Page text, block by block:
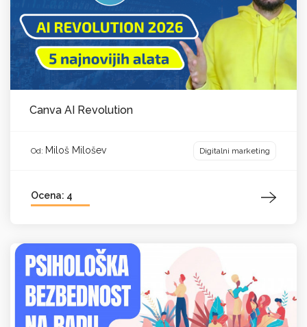
Canva AI Revolution
Od: Miloš Milošev Digitalni marketing
Ocena: 4